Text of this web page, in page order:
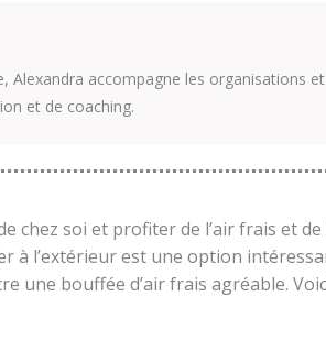
accompagne les organisations
et de coaching.
soi et profiter de l’air frais et
à l’extérieur est une option
une bouffée d’air frais agréable.